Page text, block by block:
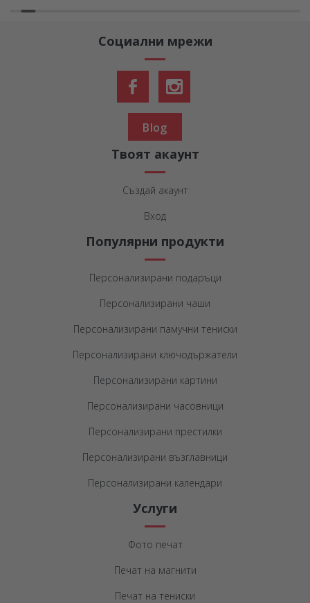
Социални мрежи
Blog
Твоят акаунт
Създай акаунт
Вход
Популярни продукти
Персонализирани подаръци
Персонализирани чаши
Персонализирани памучни тениски
Персонализирани ключодържатели
Персонализирани картини
Персонализирани часовници
Персонализирани престилки
Персонализирани възглавници
Персонализирани календари
Услуги
Фото печат
Печат на магнити
Печат на тениски